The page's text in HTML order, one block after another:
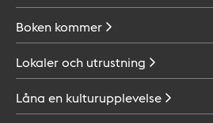
Boken kommer
Lokaler och utrustning
Låna en kulturupplevelse